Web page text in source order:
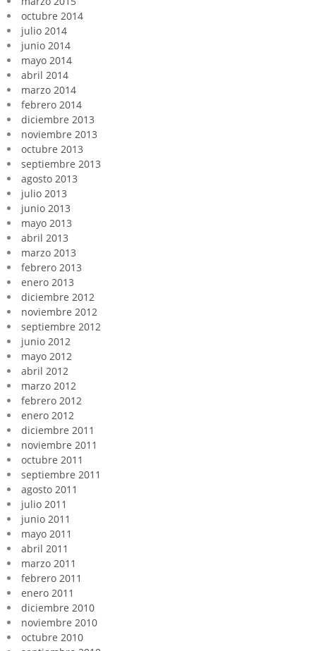
octubre 2014
julio 2014
junio 2014
mayo 2014
abril 2014
marzo 2014
febrero 2014
diciembre 2013
noviembre 2013
octubre 2013
septiembre 2013
agosto 2013
julio 2013
junio 2013
mayo 2013
abril 2013
marzo 2013
febrero 2013
enero 2013
diciembre 2012
noviembre 2012
septiembre 2012
junio 2012
mayo 2012
abril 2012
marzo 2012
febrero 2012
enero 2012
diciembre 2011
noviembre 2011
octubre 2011
septiembre 2011
agosto 2011
julio 2011
junio 2011
mayo 2011
abril 2011
marzo 2011
febrero 2011
enero 2011
diciembre 2010
noviembre 2010
octubre 2010